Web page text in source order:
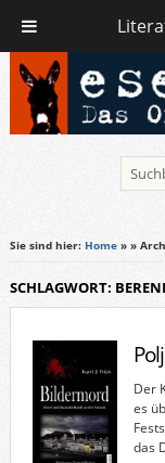
Sie sind hier: Home» »
SCHLAGWORT:
Der
es
das